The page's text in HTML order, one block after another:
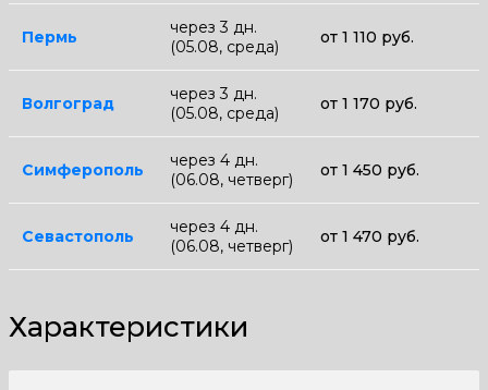
Пермь
через 3 дн.
(05.08, среда)
от 1 110 руб.
Волгоград
через 3 дн.
(05.08, среда)
от 1 170 руб.
Симферополь
через 4 дн.
(06.08, четверг)
от 1 450 руб.
Севастополь
через 4 дн.
(06.08, четверг)
от 1 470 руб.
Характеристики